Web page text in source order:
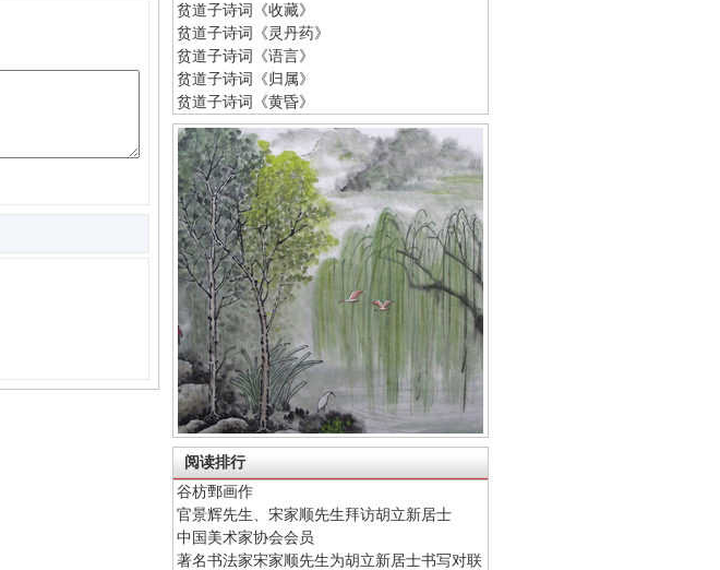
贫道子诗词《收藏》
贫道子诗词《灵丹药》
贫道子诗词《语言》
贫道子诗词《归属》
贫道子诗词《黄昏》
阅读排行
谷枋鄄画作
官景辉先生、宋家顺先生拜访胡立新居士
中国美术家协会会员
著名书法家宋家顺先生为胡立新居士书写对联